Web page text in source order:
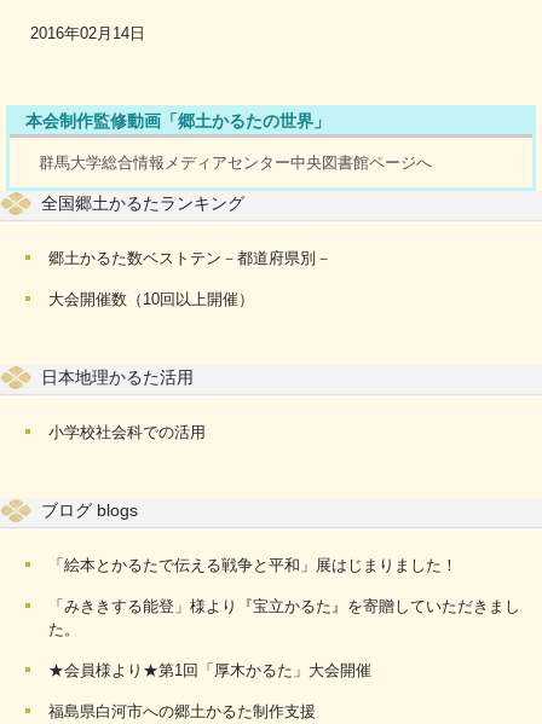
2016年02月14日
本会制作監修動画「郷土かるたの世界」
群馬大学総合情報メディアセンター中央図書館ページへ
全国郷土かるたランキング
郷土かるた数ベストテン－都道府県別－
大会開催数（10回以上開催）
日本地理かるた活用
小学校社会科での活用
ブログ blogs
「絵本とかるたで伝える戦争と平和」展はじまりました！
「みききする能登」様より『宝立かるた』を寄贈していただきまし
た。
★会員様より★第1回「厚木かるた」大会開催
福島県白河市への郷土かるた制作支援